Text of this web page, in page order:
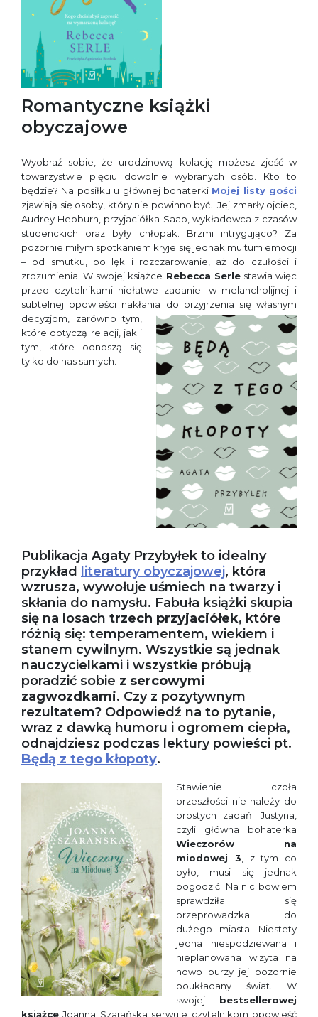
Romantyczne książki
obyczajowe
Wyobraź sobie, że urodzinową kolację możesz zjeść w
towarzystwie pięciu dowolnie wybranych osób. Kto to
będzie? Na posiłku u głównej bohaterki Mojej listy gości
zjawiają się osoby, który nie powinno być. Jej zmarły ojciec,
Audrey Hepburn, przyjaciółka Saab, wykładowca z czasów
studenckich oraz były chłopak. Brzmi intrygująco? Za
pozornie miłym spotkaniem kryje się jednak multum emocji
– od smutku, po lęk i rozczarowanie, aż do czułości i
zrozumienia. W swojej książce Rebecca Serlestawia więc
przed czytelnikami niełatwe zadanie: w melancholijnej i
subtelnej opowieści nakłania do przyjrzenia się własnym
decyzjom, zarówno tym,
które dotyczą relacji, jak i
tym, które odnoszą się
tylko do nas samych.
Publikacja Agaty Przybyłek to idealny
przykład literatury obyczajowej, która
wzrusza, wywołuje uśmiech na twarzy i
skłania do namysłu. Fabuła książki skupia
się na losach trzech przyjaciółek, które
różnią się: temperamentem, wiekiem i
stanem cywilnym. Wszystkie są jednak
nauczycielkami i wszystkie próbują
poradzić sobie z sercowymi
zagwozdkami. Czy z pozytywnym
rezultatem? Odpowiedź na to pytanie,
wraz z dawką humoru i ogromem ciepła,
odnajdziesz podczas lektury powieści pt.
Będą z tego kłopoty.
Stawienie czoła
przeszłości nie należy do
prostych zadań. Justyna,
czyli główna bohaterka
Wieczorów na
miodowej 3, z tym co
było, musi się jednak
pogodzić. Na nic bowiem
sprawdziła się
przeprowadzka do
dużego miasta. Niestety
jedna niespodziewana i
nieplanowana wizyta na
nowo burzy jej pozornie
poukładany świat. W
swojej bestsellerowej
książce Joanna Szarańska serwuje czytelnikom opowieść